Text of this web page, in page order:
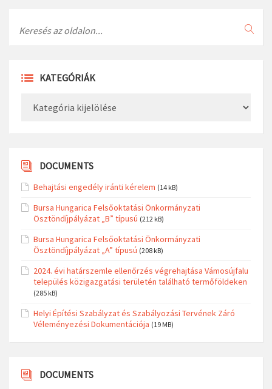
KATEGÓRIÁK
DOCUMENTS
Behajtási engedély iránti kérelem (14 kB)
Bursa Hungarica Felsőoktatási Önkormányzati
Ösztöndíjpályázat „B” típusú (212 kB)
Bursa Hungarica Felsőoktatási Önkormányzati
Ösztöndíjpályázat „A” típusú (208 kB)
2024. évi határszemle ellenőrzés végrehajtása Vámosújfalu
település közigazgatási területén található termőföldeken
(285 kB)
Helyi Építési Szabályzat és Szabályozási Tervének Záró
Véleményezési Dokumentációja (19 MB)
DOCUMENTS